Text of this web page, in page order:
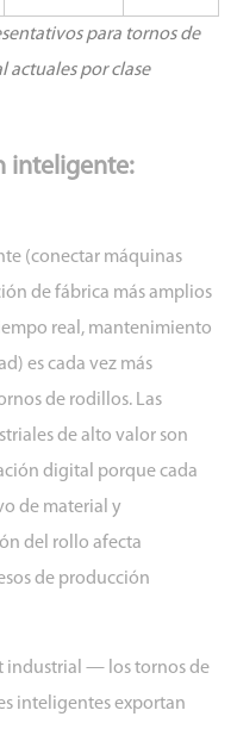
para tornos de
por clase
inteligente:
(conectar máquinas
de fábrica más amplios
real, mantenimiento
es cada vez más
de rodillos. Las
de alto valor son
digital porque cada
de material y
del rollo afecta
de producción
industrial — los tornos de
inteligentes exportan